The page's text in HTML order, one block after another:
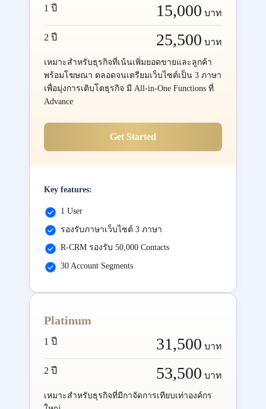
1 ปี 15,000 บาท
2 ปี 25,500 บาท
เหมาะสำหรับธุรกิจที่เน้นเพิ่มยอดขายและลูกค้า
พร้อมโฆษณา ตลอดจนเตรียมเว็บไซต์เป็น 3 ภาษา
เพื่อมุ่งการเติบโตธุรกิจ มี All-in-One Functions ที่
Advance
Get Started
Key features:
1 User
รองรับภาษาเว็บไซต์ 3 ภาษา
R-CRM รองรับ 50,000 Contacts
30 Account Segments
Platinum
1 ปี 31,500 บาท
2 ปี 53,500 บาท
เหมาะสำหรับธุรกิจที่มีกาจัดการเทียบเท่าองค์กร